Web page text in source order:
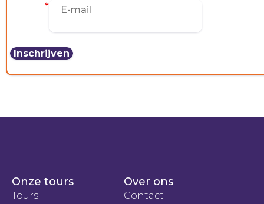
*
Onze tours
Tours
Over ons
Contact